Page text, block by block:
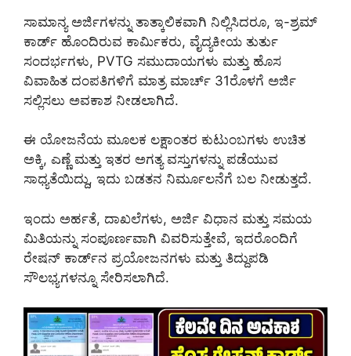
ಸಾಮಾನ್ಯ ಅರ್ಜಿಗಳನ್ನು ತಾತ್ಕಾಲಿಕವಾಗಿ ನಿಲ್ಲಿಸಿದರೂ, ಇ-ಶ್ರಮ್
ಕಾರ್ಡ್ ಹೊಂದಿರುವ ಕಾರ್ಮಿಕರು, ವೈದ್ಯಕೀಯ ತುರ್ತು
ಸಂದರ್ಭಗಳು, PVTG ಸಮುದಾಯಗಳು ಮತ್ತು ಹೊಸ
ವಿವಾಹಿತ ದಂಪತಿಗಳಿಗೆ ಮಾತ್ರ ಮಾರ್ಚ್ 31ರೊಳಗೆ ಅರ್ಜಿ
ಸಲ್ಲಿಸಲು ಅವಕಾಶ ನೀಡಲಾಗಿದೆ.
ಈ ಯೋಜನೆಯ ಮೂಲಕ ಲಕ್ಷಾಂತರ ಕುಟುಂಬಗಳು ಉಚಿತ
ಅಕ್ಕಿ, ಎಣ್ಣೆ ಮತ್ತು ಇತರ ಅಗತ್ಯ ವಸ್ತುಗಳನ್ನು ಪಡೆಯುವ
ಸಾಧ್ಯತೆಯಿದ್ದು, ಇದು ಬಡತನ ನಿರ್ಮೂಲನೆಗೆ ಬಲ ನೀಡುತ್ತದೆ.
ಇಂದು ಅರ್ಹತೆ, ದಾಖಲೆಗಳು, ಅರ್ಜಿ ವಿಧಾನ ಮತ್ತು ಸಮಯ
ಮಿತಿಯನ್ನು ಸಂಪೂರ್ಣವಾಗಿ ವಿವರಿಸುತ್ತೇವೆ, ಇದರೊಂದಿಗೆ
ರೇಷನ್ ಕಾರ್ಡ್‌ನ ಪ್ರಯೋಜನಗಳು ಮತ್ತು ತಿದ್ದುಪಡಿ
ಸೌಲಭ್ಯಗಳನ್ನೂ ಸೇರಿಸಲಾಗಿದೆ.